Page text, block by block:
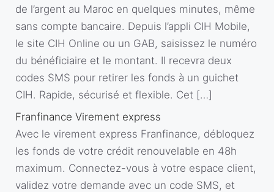
de l’argent au Maroc en quelques minutes, même
sans compte bancaire. Depuis l’appli CIH Mobile,
le site CIH Online ou un GAB, saisissez le numéro
du bénéficiaire et le montant. Il recevra deux
codes SMS pour retirer les fonds à un guichet
CIH. Rapide, sécurisé et flexible. Cet […]
Franfinance Virement express
Avec le virement express Franfinance, débloquez
les fonds de votre crédit renouvelable en 48h
maximum. Connectez-vous à votre espace client,
validez votre demande avec un code SMS, et